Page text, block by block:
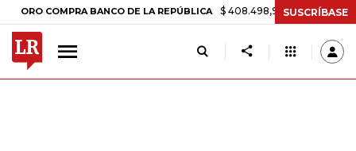
COMPRA BANCO DE LA REPÚBLICA $ 408.498,97 +$ 8.753,81 +2,19%
SUSCRÍBASE